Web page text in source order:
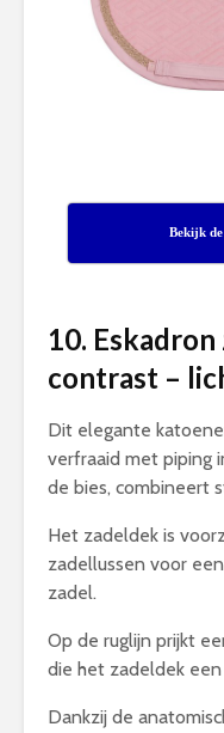
Bekijk
10.
contrast –
Dit elegante
verfraaid met piping
de bies, combineert
Het zadeldek is
zadellussen voor
zadel.
Op de ruglijn prijkt
die het zadeldek
Dankzij de